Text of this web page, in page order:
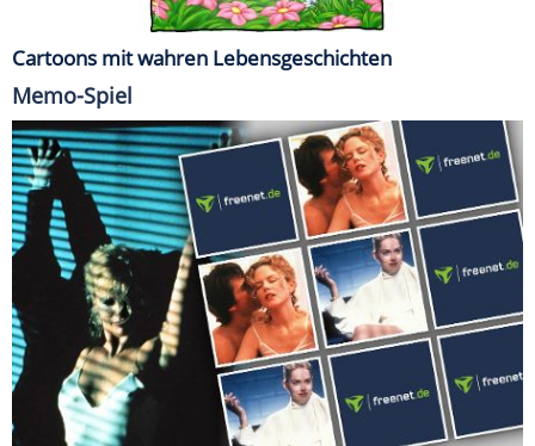
Cartoons mit wahren Lebensgeschichten
Memo-Spiel